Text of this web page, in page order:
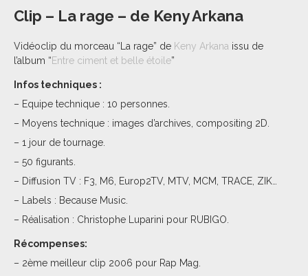
Clip – La rage – de Keny Arkana
Vidéoclip du morceau “La rage” de Keny Arkana issu de
l’album “Entre ciment et belle étoile”
Infos techniques :
– Equipe technique : 10 personnes.
– Moyens technique : images d’archives, compositing 2D.
– 1 jour de tournage.
– 50 figurants.
– Diffusion TV : F3, M6, Europ2TV, MTV, MCM, TRACE, ZIK…
– Labels : Because Music.
– Réalisation : Christophe Luparini pour RUBIGO.
Récompenses:
– 2ème meilleur clip 2006 pour Rap Mag.